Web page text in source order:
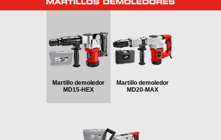
Martillo demoledor
MD15-HEX
Martillo demoledor
MD20-MAX